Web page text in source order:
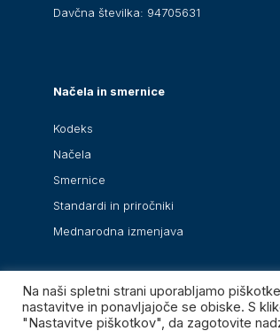
Davčna številka: 94705631
Načela in smernice
Kodeks
Načela
Smernice
Standardi in priročniki
Mednarodna izmenjava
Združenje bank Slovenije – GIZ, vse
Na naši spletni strani uporabljamo
nastavitve in ponavljajoče se obiske. S
"Nastavitve piškotkov", da zagotovite